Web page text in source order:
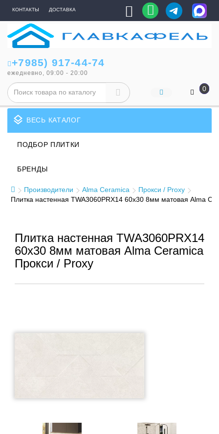
КОНТАКТЫ ДОСТАВКА
+7985) 917-44-74
ежедневно, 09:00 - 20:00
0
layers ВЕСЬ КАТАЛОГ
ПОДБОР ПЛИТКИ
БРЕНДЫ
Производители Alma Ceramica
Прокси / Proxy
Плитка настенная TWA3060PRX14 60x30 8мм матовая Alma
Плитка настенная TWA3060PRX14
60x30 8мм матовая Alma Ceramica
Прокси / Proxy